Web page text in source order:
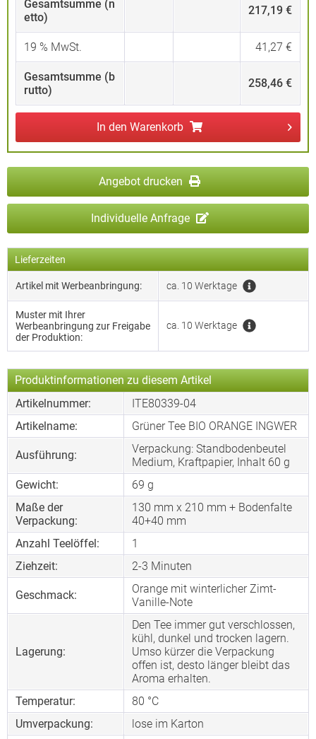
Gesamtsumme (n
etto)
217,19 €
19 % MwSt. 41,27 €
Gesamtsumme (b
rutto)
258,46 €
In den Warenkorb
Angebot drucken
Individuelle Anfrage
Lieferzeiten
Artikel mit Werbeanbringung: ca. 10 Werktage
Muster mit Ihrer
Werbeanbringung zur Freigabe
der Produktion:
ca. 10 Werktage
Produktinformationen zu diesem Artikel
Artikelnummer:
ITE80339-04
Artikelname:
Grüner Tee BIO ORANGE INGWER
Ausführung:
Verpackung: Standbodenbeutel
Medium, Kraftpapier, Inhalt 60 g
Gewicht:
69 g
Maße der
Verpackung:
130 mm x 210 mm + Bodenfalte
40+40 mm
Anzahl Teelöffel:
1
Ziehzeit:
2-3 Minuten
Geschmack:
Orange mit winterlicher Zimt-
Vanille-Note
Lagerung:
Den Tee immer gut verschlossen,
kühl, dunkel und trocken lagern.
Umso kürzer die Verpackung
offen ist, desto länger bleibt das
Aroma erhalten.
Temperatur:
80 °C
Umverpackung:
lose im Karton